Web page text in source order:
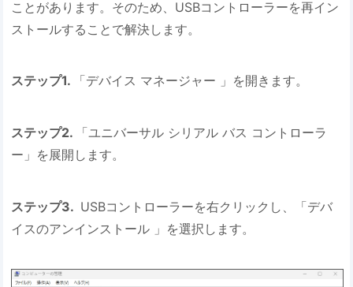
ことがあります。そのため、USBコントローラーを再イン
ストールすることで解決します。
ステップ1. 「デバイス マネージャー 」を開きます。
ステップ2.
「ユニバーサル シリアル バス コントローラ
ー」を展開します。
ステップ3. USBコントローラーを右クリックし、「デバ
イスのアンインストール 」を選択します。